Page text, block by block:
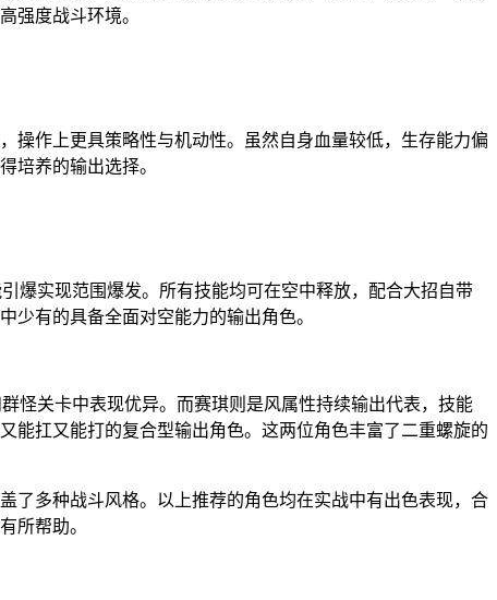
强度战斗环境。
操作上更具策略性与机动性。虽然自身血量较低，生存能力偏
培养的输出选择。
爆实现范围爆发。所有技能均可在空中释放，配合大招自带
少有的具备全面对空能力的输出角色。
怪关卡中表现优异。而赛琪则是风属性持续输出代表，技能
能扛又能打的复合型输出角色。这两位角色丰富了二重螺旋的
了多种战斗风格。以上推荐的角色均在实战中有出色表现，合
所帮助。